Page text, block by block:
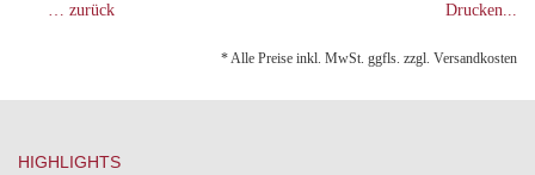
… zurück Drucken...
* Alle Preise inkl. MwSt. ggfls. zzgl. Versandkosten
HIGHLIGHTS